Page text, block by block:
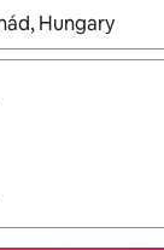
，请使用上下方向